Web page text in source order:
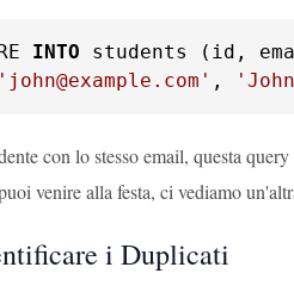
INTO
'john@example.com' ,
con lo stesso email, questa
venire alla festa, ci vediamo
i Duplicati